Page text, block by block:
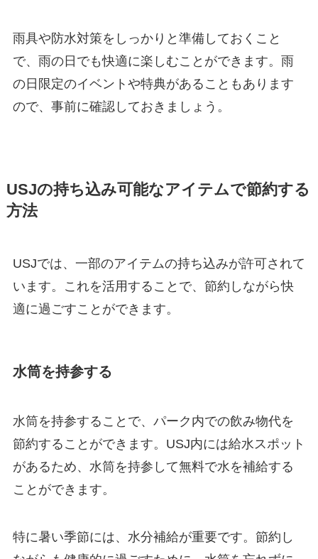
雨具や防水対策をしっかりと準備しておくこと
で、雨の日でも快適に楽しむことができます。雨
の日限定のイベントや特典があることもあります
ので、事前に確認しておきましょう。
USJの持ち込み可能なアイテムで節約する
方法
USJでは、一部のアイテムの持ち込みが許可されて
います。これを活用することで、節約しながら快
適に過ごすことができます。
水筒を持参する
水筒を持参することで、パーク内での飲み物代を
節約することができます。USJ内には給水スポット
があるため、水筒を持参して無料で水を補給する
ことができます。
特に暑い季節には、水分補給が重要です。節約し